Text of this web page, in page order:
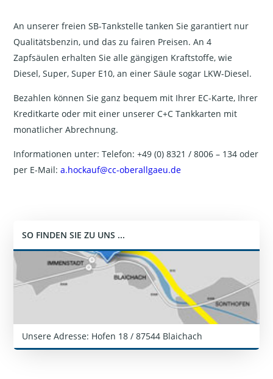
SO FINDEN SIE ZU UNS ...
Unsere Adresse: Hofen 18 / 87544 Blaichach
An unserer freien SB-Tankstelle tanken Sie garantiert nur
Qualitätsbenzin, und das zu fairen Preisen. An 4
Zapfsäulen erhalten Sie alle gängigen Kraftstoffe, wie
Diesel, Super, Super E10, an einer Säule sogar LKW-Diesel.
Bezahlen können Sie ganz bequem mit Ihrer EC-Karte, Ihrer
Kreditkarte oder mit einer unserer C+C Tankkarten mit
monatlicher Abrechnung.
Informationen unter: Telefon: +49 (0) 8321 / 8006 – 134 oder
per E-Mail:a.hockauf@cc-oberallgaeu.de